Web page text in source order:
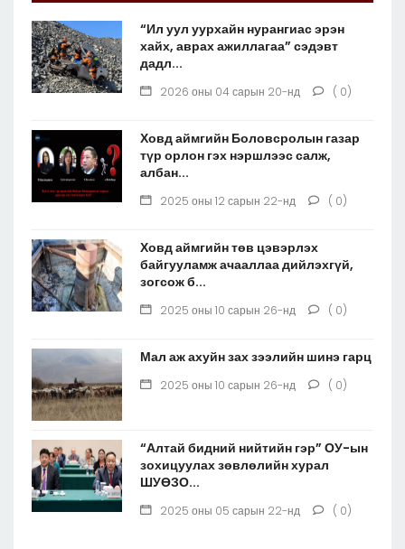
“Ил уул уурхайн нурангиас эрэн
хайх, аврах ажиллагаа” сэдэвт
дадл...
2026 оны 04 сарын 20-нд ( 0)
Ховд аймгийн Боловсролын газар
түр орлон гэх нэршлээс салж,
албан...
2025 оны 12 сарын 22-нд ( 0)
Ховд аймгийн төв цэвэрлэх
байгууламж ачааллаа дийлэхгүй,
зогсож б...
2025 оны 10 сарын 26-нд ( 0)
Мал аж ахуйн зах зээлийн шинэ гарц
2025 оны 10 сарын 26-нд ( 0)
“Алтай бидний нийтийн гэр” ОУ-ын
зохицуулах зөвлөлийн хурал
ШУӨЗО...
2025 оны 05 сарын 22-нд ( 0)